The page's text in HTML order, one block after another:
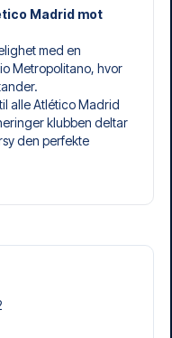
Madrid mot
med en
Metropolitano, hvor
alle Atlético Madrid
klubben deltar
den perfekte
tilpasset dine
av fotballbilletter,
og budsjett, samt
seksjon du skal